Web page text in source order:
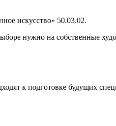
искусство» 50.03.02.
нужно на собственные
к подготовке будущих